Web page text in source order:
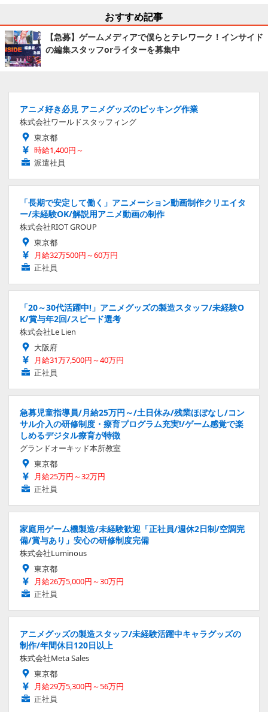
おすすめ記事
【急募】ゲームメディアで僕らとテレワーク！インサイド
の編集スタッフorライターを募集中
アニメ好き必見 アニメグッズのピッキング作業
株式会社ワールドスタッフィング
東京都
時給1,400円～
派遣社員
「長期で安定して働く」アニメーション動画制作クリエイタ
ー/未経験OK/解説用アニメ動画の制作
株式会社RIOT GROUP
東京都
月給32万500円～60万円
正社員
「20～30代活躍中!」アニメグッズの製造スタッフ/未経験O
K/賞与年2回/スピード選考
株式会社Le Lien
大阪府
月給31万7,500円～40万円
正社員
急募児童指導員/月給25万円～/土日休み/残業ほぼなし/コン
サル介入の研修制度・療育プログラム充実!/ゲーム感覚で楽
しめるデジタル療育が特徴
グランドオーキッド本所教室
東京都
月給25万円～32万円
正社員
家庭用ゲーム機製造/未経験歓迎「正社員/週休2日制/空調完
備/賞与あり」安心の研修制度完備
株式会社Luminous
東京都
月給26万5,000円～30万円
正社員
アニメグッズの製造スタッフ/未経験活躍中キャラグッズの
制作/年間休日120日以上
株式会社Meta Sales
東京都
月給29万5,300円～56万円
正社員